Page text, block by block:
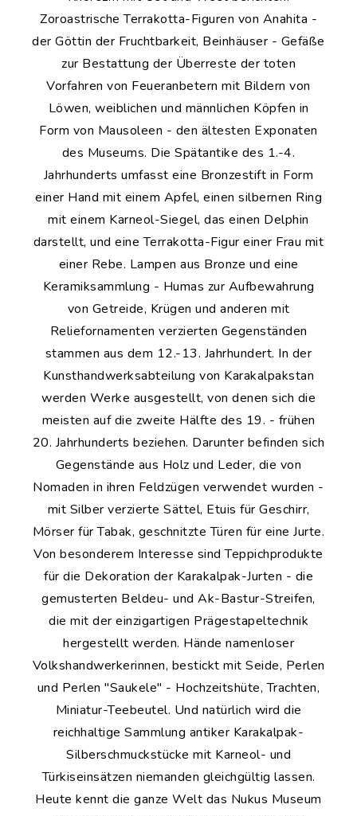
Zoroastrische Terrakotta-Figuren von Anahita -
der Göttin der Fruchtbarkeit, Beinhäuser - Gefäße
zur Bestattung der Überreste der toten
Vorfahren von Feueranbetern mit Bildern von
Löwen, weiblichen und männlichen Köpfen in
Form von Mausoleen - den ältesten Exponaten
des Museums. Die Spätantike des 1.-4.
Jahrhunderts umfasst eine Bronzestift in Form
einer Hand mit einem Apfel, einen silbernen Ring
mit einem Karneol-Siegel, das einen Delphin
darstellt, und eine Terrakotta-Figur einer Frau mit
einer Rebe. Lampen aus Bronze und eine
Keramiksammlung - Humas zur Aufbewahrung
von Getreide, Krügen und anderen mit
Reliefornamenten verzierten Gegenständen
stammen aus dem 12.-13. Jahrhundert. In der
Kunsthandwerksabteilung von Karakalpakstan
werden Werke ausgestellt, von denen sich die
meisten auf die zweite Hälfte des 19. - frühen
20. Jahrhunderts beziehen. Darunter befinden sich
Gegenstände aus Holz und Leder, die von
Nomaden in ihren Feldzügen verwendet wurden -
mit Silber verzierte Sättel, Etuis für Geschirr,
Mörser für Tabak, geschnitzte Türen für eine Jurte.
Von besonderem Interesse sind Teppichprodukte
für die Dekoration der Karakalpak-Jurten - die
gemusterten Beldeu- und Ak-Bastur-Streifen,
die mit der einzigartigen Prägestapeltechnik
hergestellt werden. Hände namenloser
Volkshandwerkerinnen, bestickt mit Seide, Perlen
und Perlen "Saukele" - Hochzeitshüte, Trachten,
Miniatur-Teebeutel. Und natürlich wird die
reichhaltige Sammlung antiker Karakalpak-
Silberschmuckstücke mit Karneol- und
Türkiseinsätzen niemanden gleichgültig lassen.
Heute kennt die ganze Welt das Nukus Museum